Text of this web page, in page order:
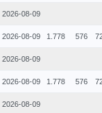
2026-08-09
576
1.778
2026-08-09
2026-08-09
576
1.778
2026-08-09
2026-08-09